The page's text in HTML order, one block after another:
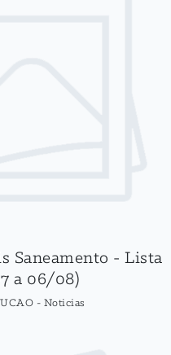
Saneamento - Lista
a 06/08)
- Noticias